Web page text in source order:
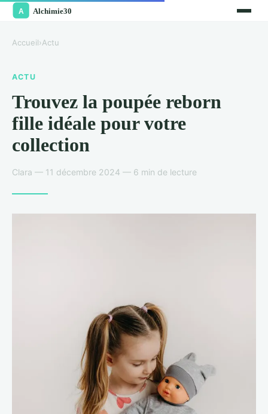
Accueil›Actu
ACTU
Trouvez la poupée reborn
fille idéale pour votre
collection
Clara — 11 décembre 2024 — 6 min de lecture